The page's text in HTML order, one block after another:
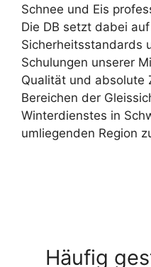
Schnee und Eis
Die DB setzt dabei
Sicherheitsstandards
Schulungen unserer
Qualität und absolute
Bereichen der
Winterdienstes in
umliegenden Region
Häufig